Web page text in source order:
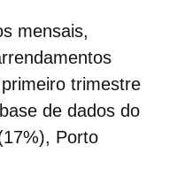
mensais,
trimestre
de dados do
Porto